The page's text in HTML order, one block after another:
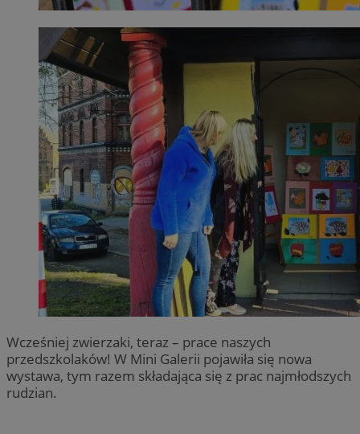
Wcześniej zwierzaki, teraz – prace naszych
przedszkolaków! W Mini Galerii pojawiła się nowa
wystawa, tym razem składająca się z prac najmłodszych
rudzian.